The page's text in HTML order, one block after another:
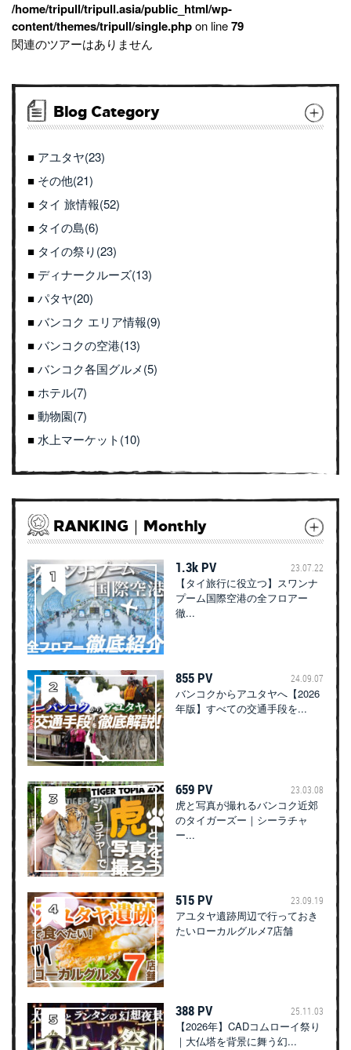
/home/tripull/tripull.asia/public_html/wp-
content/themes/tripull/single.phpon line79
関連のツアーはありません
Blog Category
アユタヤ(23)
その他(21)
タイ 旅情報(52)
タイの島(6)
タイの祭り(23)
ディナークルーズ(13)
パタヤ(20)
バンコク エリア情報(9)
バンコクの空港(13)
バンコク各国グルメ(5)
ホテル(7)
動物園(7)
水上マーケット(10)
RANKING｜Monthly
1.3k PV 23.07.22
【タイ旅行に役立つ】スワンナ
プーム国際空港の全フロアー
徹...
855 PV 24.09.07
バンコクからアユタヤへ【2026
年版】すべての交通手段を...
659 PV 23.03.08
虎と写真が撮れるバンコク近郊
のタイガーズー｜シーラチャ
ー...
515 PV 23.09.19
アユタヤ遺跡周辺で行っておき
たいローカルグルメ7店舗
388 PV 25.11.03
【2026年】CADコムローイ祭り
｜大仏塔を背景に舞う幻...